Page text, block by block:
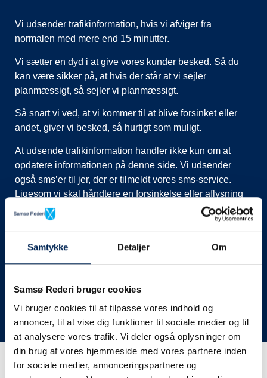
Samtykke Detaljer Om
Samsø Rederi bruger cookies
Vi bruger cookies til at tilpasse vores indhold og
annoncer, til at vise dig funktioner til sociale medier og til
at analysere vores trafik. Vi deler også oplysninger om
din brug af vores hjemmeside med vores partnere inden
for sociale medier, annonceringspartnere og
Vi udsender trafikinformation, hvis vi afviger fra
normalen med mere end 15 minutter.
Vi sætter en dyd i at give vores kunder besked. Så du
kan være sikker på, at hvis der står at vi sejler
planmæssigt, så sejler vi planmæssigt.
Så snart vi ved, at vi kommer til at blive forsinket eller
andet, giver vi besked, så hurtigt som muligt.
At udsende trafikinformation handler ikke kun om at
opdatere informationen på denne side. Vi udsender
også sms’er til jer, der er tilmeldt vores sms-service.
Ligesom vi skal håndtere en forsinkelse eller aflysning
ved at lukke afgange i vores system, evt. flytte kunder til
nye afgange, ringe til vognmænd der skal have flyttet
her på siden og ikke ringe eller skrive til os, da vi ikke
har mere at fortælle end I kan læse her.
Vi takker for jeres forståelse.